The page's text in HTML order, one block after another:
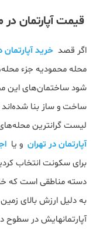
قیمت آپارتمان در
اگر قصد خرید آپارتمان در
محله محمودیه جزء
شود ساختمان‌های این
ساخت و ساز بنا
لیست گرانترین
آپارتمان در تهران و یا
برای سکونت انتخاب
دسته مناطقی است که
به دلیل ارزش بالای
آپارتمانهایش در سطوح